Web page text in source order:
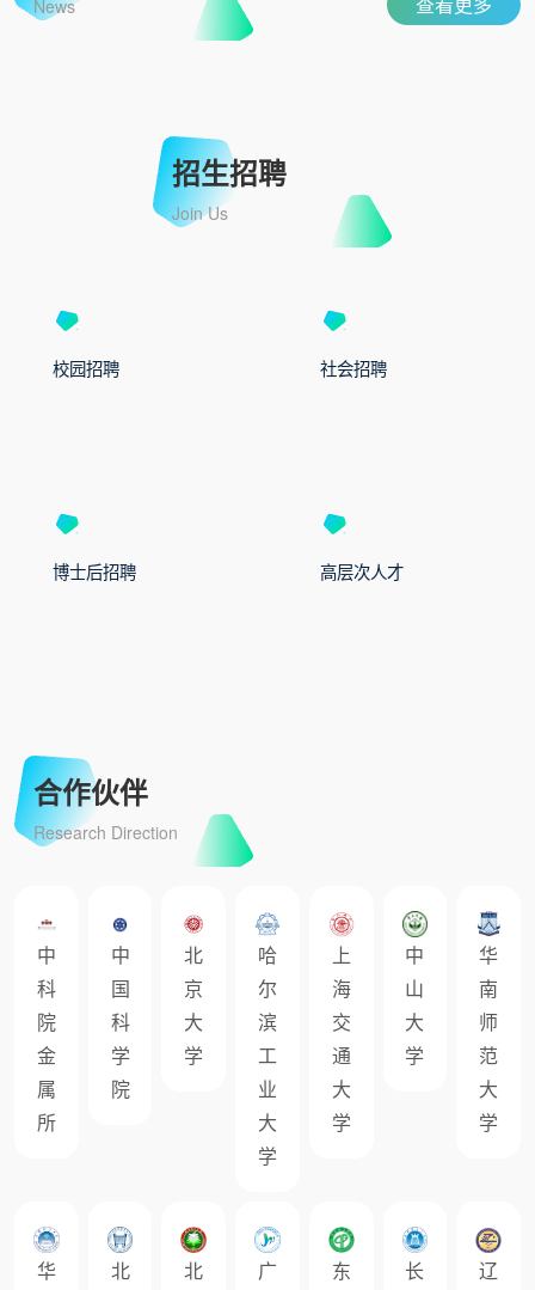
News
招生招聘
Join Us
校园招聘 社会招聘
博士后招聘 高层次人才
合作伙伴
Research Direction
中
科
院
金
属
所
中
国
科
学
院
北
京
大
学
哈
尔
滨
工
业
大
学
上
海
交
通
大
学
中
山
大
学
华
南
师
范
大
学
华
北
北
广
东
长
辽